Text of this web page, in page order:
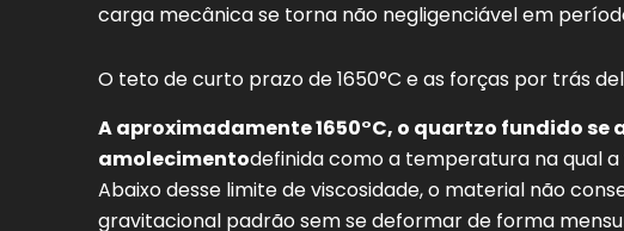
carga mecânica se torna não negligenciável em
O teto de curto prazo de 1650°C e as forças por trás
A aproximadamente 1650°C, o quartzo fundido se
amolecimentodefinida como a temperatura na qual
Abaixo desse limite de viscosidade, o material não
gravitacional padrão sem se deformar de forma